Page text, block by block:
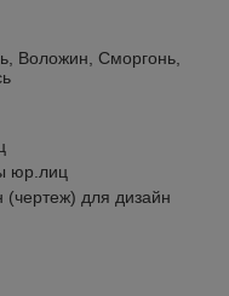
Воложин, Сморгонь,
юр.лиц
(чертеж) для дизайн